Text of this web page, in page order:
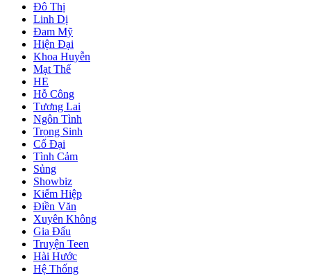
Đô Thị
Linh Dị
Đam Mỹ
Hiện Đại
Khoa Huyễn
Mạt Thế
HE
Hỗ Công
Tương Lai
Ngôn Tình
Trọng Sinh
Cổ Đại
Tình Cảm
Sủng
Showbiz
Kiếm Hiệp
Điền Văn
Xuyên Không
Gia Đấu
Truyện Teen
Hài Hước
Hệ Thống